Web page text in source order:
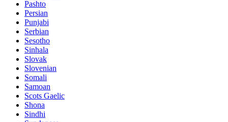
Pashto
Persian
Punjabi
Serbian
Sesotho
Sinhala
Slovak
Slovenian
Somali
Samoan
Scots Gaelic
Shona
Sindhi